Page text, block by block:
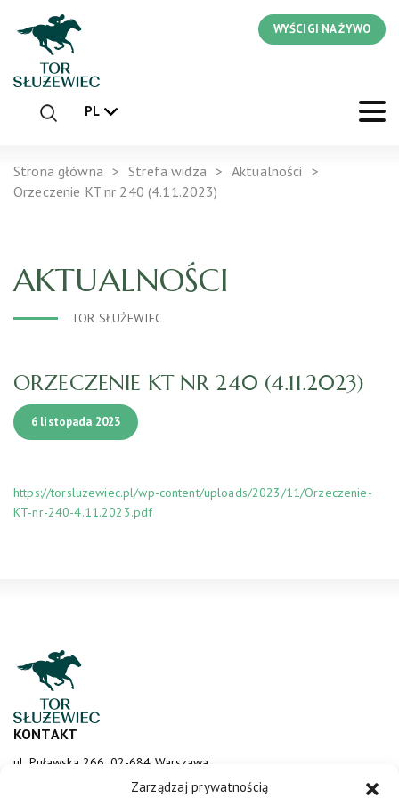
Zarządzaj prywatnością
WYŚCIGI NA ŻYWO
PL
Strona główna Strefa widza
Aktualności
Orzeczenie KT nr 240 (4.11.2023)
AKTUALNOŚCI
TOR SŁUŻEWIEC
ORZECZENIE KT NR 240 (4.11.2023)
6 listopada 2023
https://torsluzewiec.pl/wp-content/uploads/2023/11/Orzeczenie-
KT-nr-240-4.11.2023.pdf
KONTAKT
ul. Puławska 266, 02-684 Warszawa
sluzewiec@totalizator.pl